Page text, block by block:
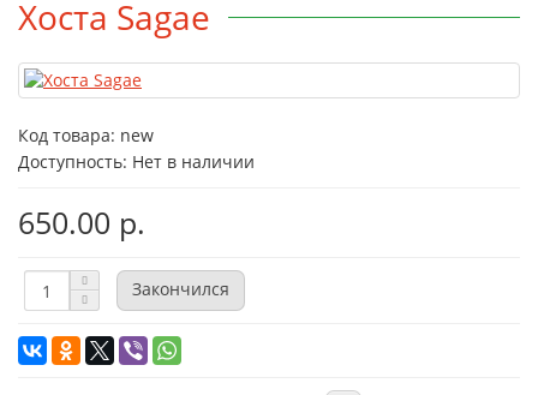
Хоста Sagae
Код товара: new
Доступность: Нет в наличии
650.00 р.
Закончился